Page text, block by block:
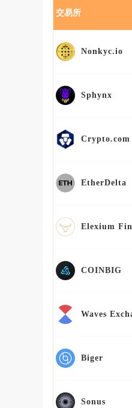
交易所
Nonkyc.io
Sphynx
Crypto.com
EtherDelta
Elexium
COINBIG
Waves
Biger
Sonus